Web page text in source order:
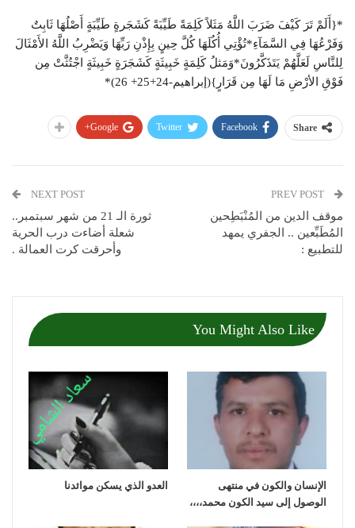
*{أَلَمْ تَرَ كَيْفَ ضَرَبَ اللَّهُ مَثَلاً كَلِمَةً طَيِّبَةً كَشَجَرةٍ طَيِّبَةٍ أَصْلُهَا ثَابِتٌ
وَفَرْعُهَا فِي السَّمَآءِ*تُؤْتِي أُكُلَهَا كُلَّ حِينٍ بِإِذْنِ رَبِّهَا وَيَضْرِبُ اللَّهُ الأَمْثَالَ
لِلنَّاسِ لَعَلَّهُمْ يَتَذَكَّرُونَ*وَمَثلُ كَلِمَةٍ خَبِيثَةٍ كَشَجَرَةٍ خَبِيثَةٍ اجْتُثَّتْ مِن
فَوْقِ الأرْضِ مَا لَهَا مِن قَرَارٍ}(إبراهيم-24+25+ 26)*
Share
Facebook
Twitter
Google+
موقف الدين من المُنْبَطِحين
المُطَبِّعين .. الجفري يمهد
للتطبيع :
NEXT POST
ثورة الـ 21 من شهر سبتمبر..
شعلة أضاءت درب الحرية
وأحرقت كرت العمالة .
You Might Also Like
الإنسان والكون في منتهى
الوصول إلى سيد الكون محمد،،،،
العدو الذي يسكن موائدنا